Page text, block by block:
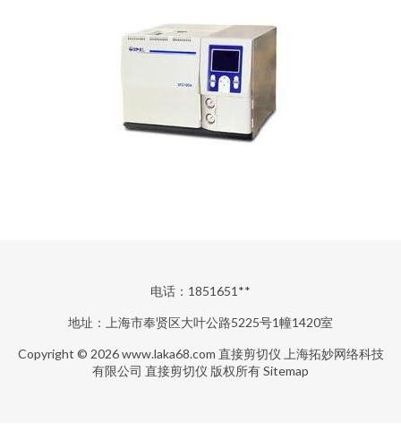
电话：1851651**
地址：上海市奉贤区大叶公路5225号1幢1420室
Copyright © 2026www.laka68.com 直接剪切仪 上海拓妙网络科技
有限公司 直接剪切仪 版权所有Sitemap